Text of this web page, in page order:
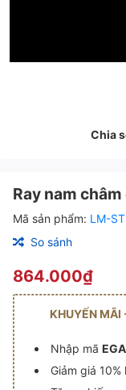
Chia
Ray nam
Mã sản phẩm: LM-
So sánh
864.000₫
KHUYẾN MÃI
Nhập mã
Giảm giá